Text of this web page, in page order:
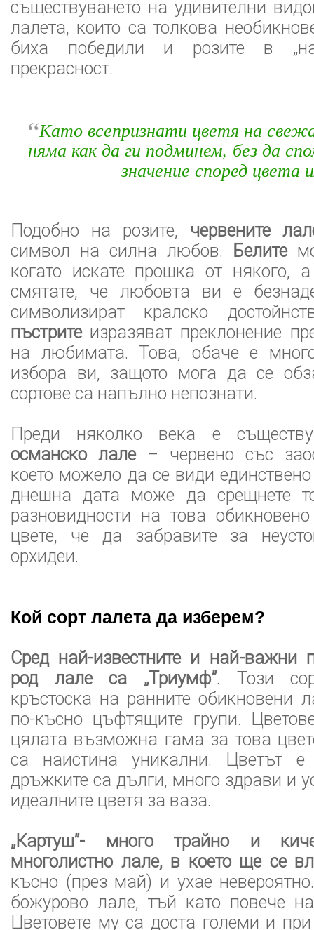
съществуването на удивителни
лалета, които са толкова
биха победили и розите в
прекрасност.
“Като всепризнати цветя на
няма как да ги подминем, без да
значение според цвета
Подобно на розите, червените
символ на силна любов.
Белите
когато искате прошка от някого,
смятате, че любовта ви е
символизират кралско
пъстрите изразяват преклонение
на любимата. Това, обаче е
избора ви, защото мога да се
сортове са напълно непознати.
Преди няколко века е
османско лале– червено със
което можело да се види
днешна дата може да срещнете
разновидности на това
цвете, че да забравите за
орхидеи.
Кой сорт лалета да изберем?
Сред най-известните и най-важни
род лале са „Триумф”. Този
кръстоска на ранните обикновени
по-късно цъфтящите групи.
цялата възможна гама за това
са наистина уникални. Цветът
дръжките са дълги, много здрави и
идеалните цветя за ваза.
„Картуш”- много трайно и
многолистно лале, в което ще се
късно (през май) и ухае
божурово лале, тъй като повече
Цветовете му са доста големи и